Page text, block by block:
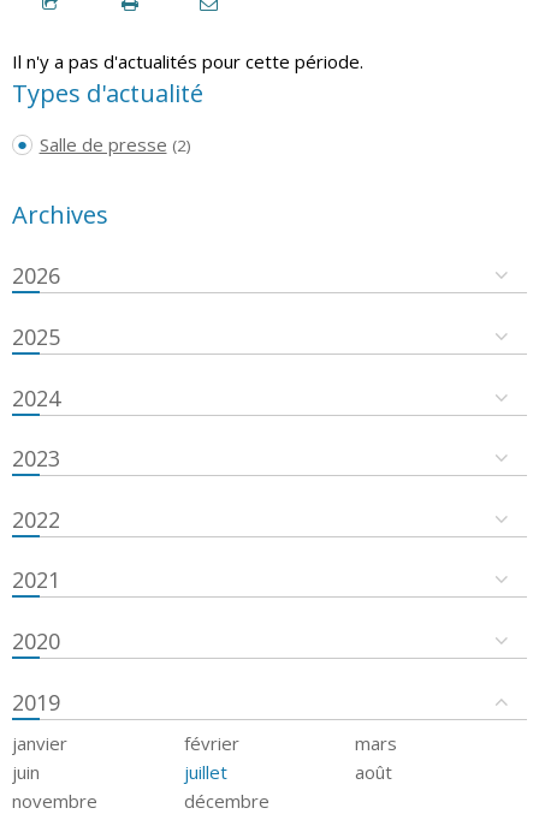
Il n'y a pas d'actualités pour cette période.
Types d'actualité
Salle de presse (2)
Archives
2026
2025
2024
2023
2022
2021
2020
2019
janvier février
mars
juin
juillet
août
novembre
décembre